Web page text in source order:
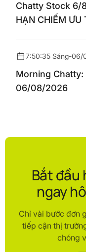
Chatty Stock 6/
HẠN CHIẾM ƯU
7:50:35 Sáng-06/
Morning Chatty:
06/08/2026
Bắt đầu
ngay
Chỉ vài bước đơn
tiếp cận thị
chóng